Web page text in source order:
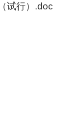
试行）.doc